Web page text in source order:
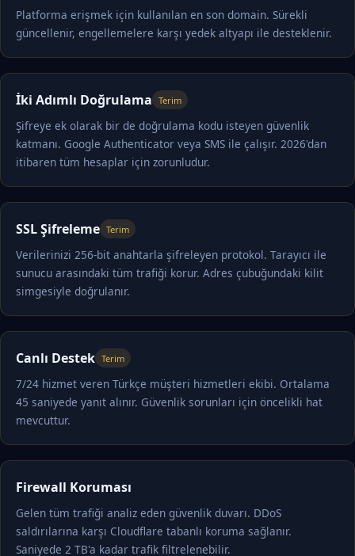
Platforma erişmek için kullanılan en son domain. Sürekli
güncellenir, engellemelere karşı yedek altyapı ile desteklenir.
İki Adımlı Doğrulama Terim
Şifreye ek olarak bir de doğrulama kodu isteyen güvenlik
katmanı. Google Authenticator veya SMS ile çalışır. 2026'dan
itibaren tüm hesaplar için zorunludur.
SSL Şifreleme Terim
Verilerinizi 256-bit anahtarla şifreleyen protokol. Tarayıcı ile
sunucu arasındaki tüm trafiği korur. Adres çubuğundaki kilit
simgesiyle doğrulanır.
Canlı Destek Terim
7/24 hizmet veren Türkçe müşteri hizmetleri ekibi. Ortalama
45 saniyede yanıt alınır. Güvenlik sorunları için öncelikli hat
mevcuttur.
Firewall Koruması
Gelen tüm trafiği analiz eden güvenlik duvarı. DDoS
saldırılarına karşı Cloudflare tabanlı koruma sağlanır.
Saniyede 2 TB'a kadar trafik filtrelenebilir.